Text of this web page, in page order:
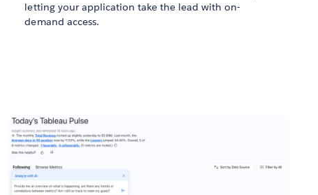
letting your application take the lead with on-
demand access.